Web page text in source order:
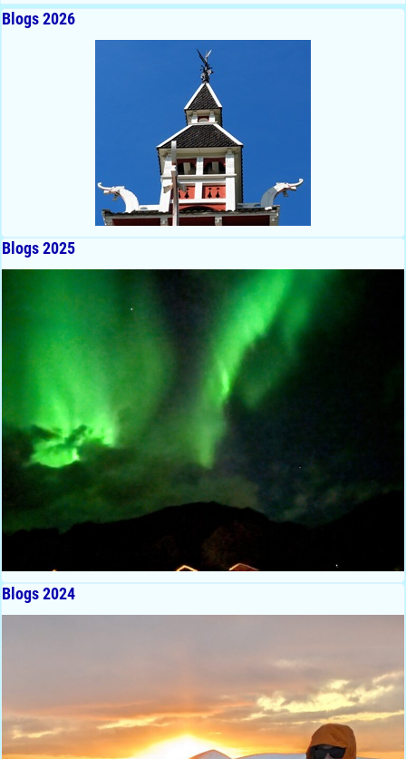
Blogs 2026
Blogs 2025
Blogs 2024